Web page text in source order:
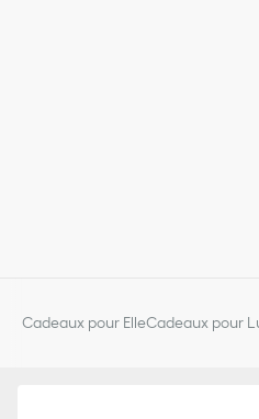
Cadeaux pour ElleCadeaux pour